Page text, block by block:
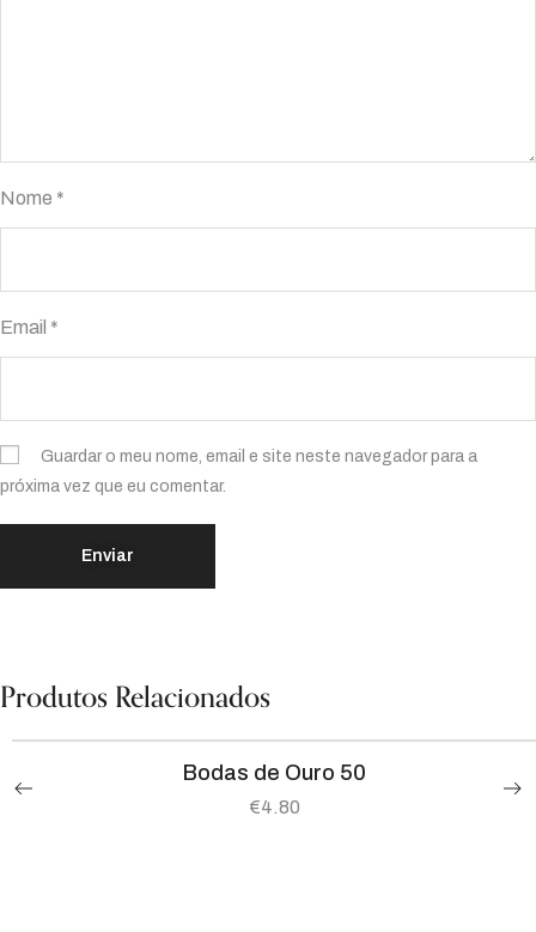
Nome *
Email *
Guardar o meu nome, email e site neste navegador para a
próxima vez que eu comentar.
Produtos Relacionados
Bodas de Ouro 50
€4.80